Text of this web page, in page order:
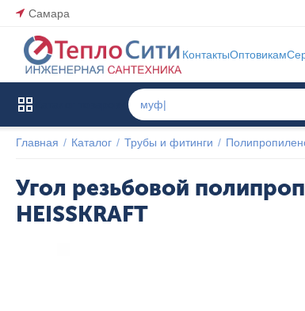
Самара
КонтактыОптовикам
Главная / Каталог / Трубы и фитинги /
Угол резьбовой
HEISSKRAFT